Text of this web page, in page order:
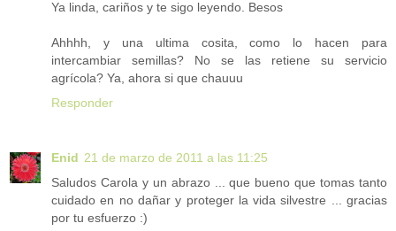
Ya linda, cariños y te sigo leyendo. Besos
Ahhhh, y una ultima cosita, como lo hacen para
intercambiar semillas? No se las retiene su servicio
agrícola? Ya, ahora si que chauuu
Responder
Enid 21 de marzo de 2011 a las 11:25
Saludos Carola y un abrazo ... que bueno que tomas tanto
cuidado en no dañar y proteger la vida silvestre ... gracias
por tu esfuerzo :)